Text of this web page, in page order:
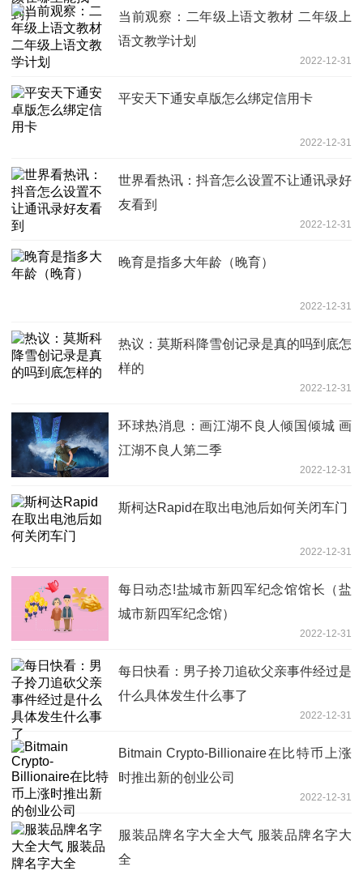
当前观察：二年级上语文教材 二年级上
语文教学计划
2022-12-31
平安天下通安卓版怎么绑定信用卡
2022-12-31
世界看热讯：抖音怎么设置不让通讯录好
友看到
2022-12-31
晚育是指多大年龄（晚育）
2022-12-31
热议：莫斯科降雪创记录是真的吗到底怎
样的
2022-12-31
环球热消息：画江湖不良人倾国倾城 画
江湖不良人第二季
2022-12-31
斯柯达Rapid在取出电池后如何关闭车门
2022-12-31
每日动态!盐城市新四军纪念馆馆长（盐
城市新四军纪念馆）
2022-12-31
每日快看：男子拎刀追砍父亲事件经过是
什么具体发生什么事了
2022-12-31
Bitmain Crypto-Billionaire在比特币上涨
时推出新的创业公司
2022-12-31
服装品牌名字大全大气 服装品牌名字大
全